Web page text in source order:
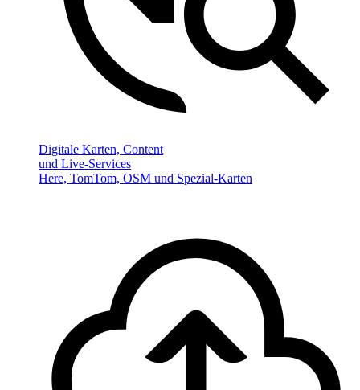
Digitale Karten, Content
und Live-Services
Here, TomTom, OSM und Spezial-Karten